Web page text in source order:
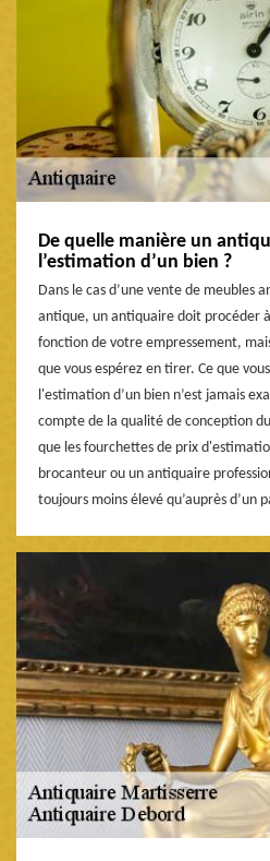
De quelle manière un
l’estimation d’un bien ?
Dans le cas d’une vente de meubles
antique, un antiquaire doit procéder
fonction de votre empressement,
que vous espérez en tirer. Ce que
l'estimation d’un bien n’est jamais
compte de la qualité de conception
que les fourchettes de prix
brocanteur ou un antiquaire
toujours moins élevé qu’auprès d’un